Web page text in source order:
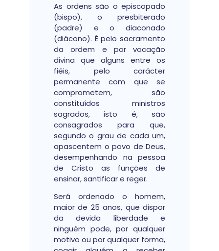
As ordens são o episcopado
(bispo), o presbiterado
(padre) e o diaconado
(diácono). É pelo sacramento
da ordem e por vocação
divina que alguns entre os
fiéis, pelo carácter
permanente com que se
comprometem, são
constituídos ministros
sagrados, isto é, são
consagrados para que,
segundo o grau de cada um,
apascentem o povo de Deus,
desempenhando na pessoa
de Cristo as funções de
ensinar, santificar e reger.
Será ordenado o homem,
maior de 25 anos, que dispor
da devida liberdade e
ninguém pode, por qualquer
motivo ou por qualquer forma,